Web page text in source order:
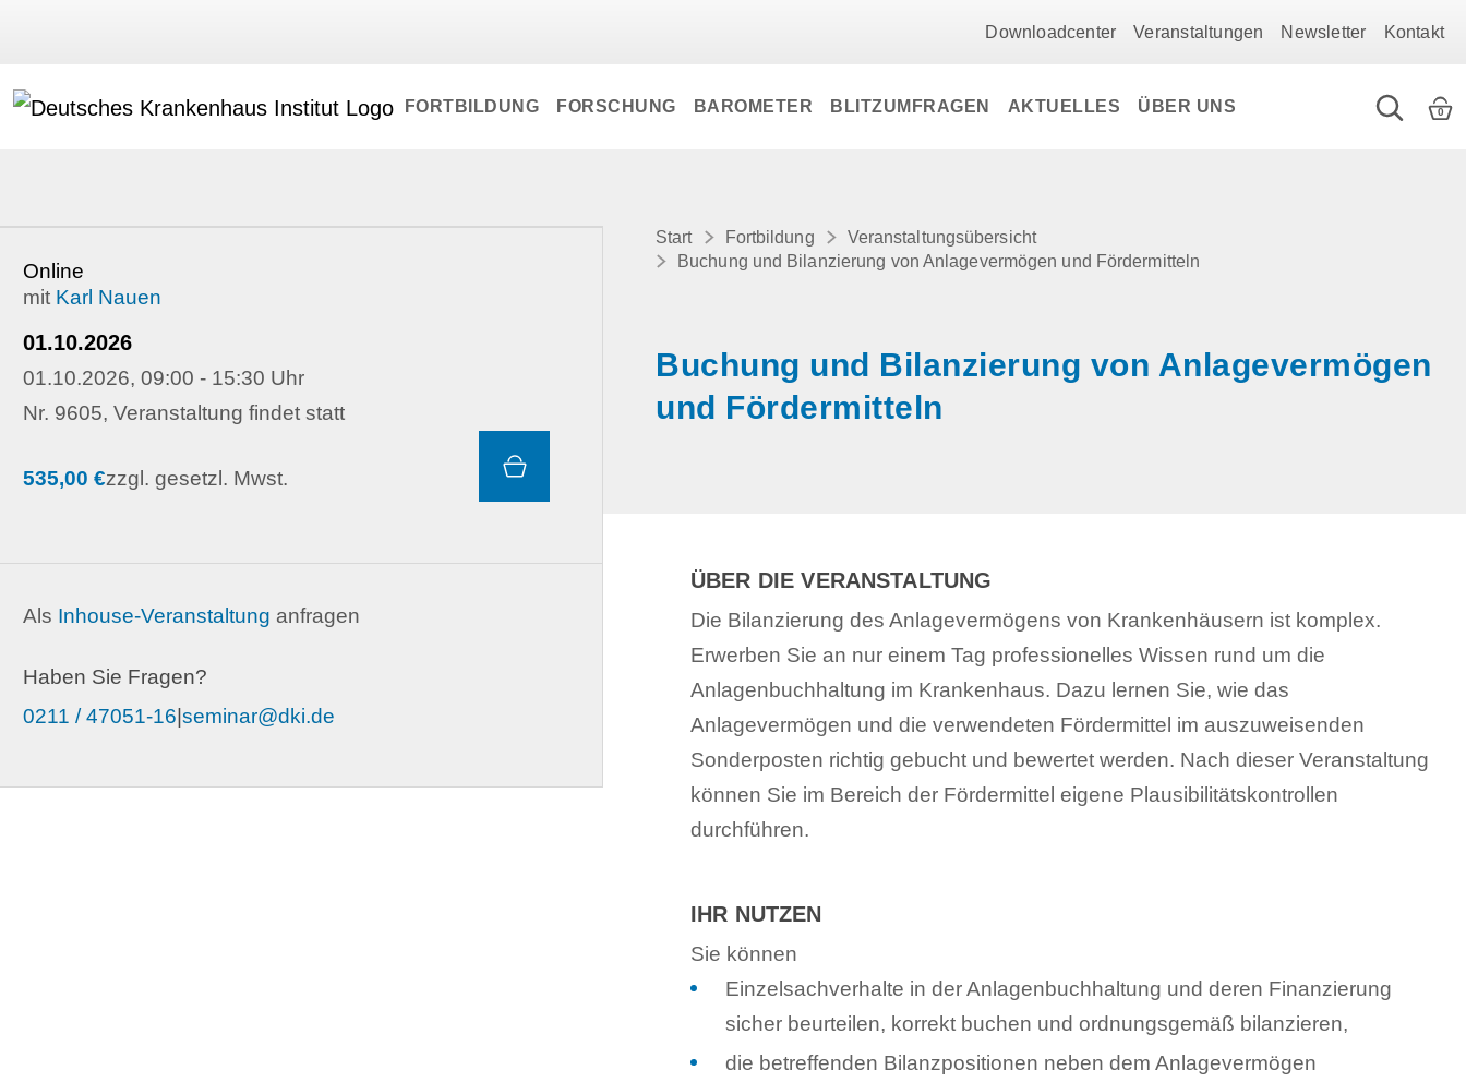
Downloadcenter Veranstaltungen Newsletter Kontakt
FORTBILDUNG FORSCHUNG BAROMETER BLITZUMFRAGEN AKTUELLES ÜBER UNS 0
Start Fortbildung
Veranstaltungsübersicht
Buchung und Bilanzierung von Anlagevermögen und Fördermitteln
Buchung und Bilanzierung von Anlagevermögen
und Fördermitteln
Online
mit Karl Nauen
01.10.2026
01.10.2026, 09:00 - 15:30 Uhr
Nr. 9605, Veranstaltung findet statt
535,00 €zzgl. gesetzl. Mwst.
Als Inhouse-Veranstaltung anfragen
Haben Sie Fragen?
0211 / 47051-16|seminar@dki.de
ÜBER DIE VERANSTALTUNG
Die Bilanzierung des Anlagevermögens von Krankenhäusern ist komplex.
Erwerben Sie an nur einem Tag professionelles Wissen rund um die
Anlagenbuchhaltung im Krankenhaus. Dazu lernen Sie, wie das
Anlagevermögen und die verwendeten Fördermittel im auszuweisenden
Sonderposten richtig gebucht und bewertet werden. Nach dieser Veranstaltung
können Sie im Bereich der Fördermittel eigene Plausibilitätskontrollen
durchführen.
IHR NUTZEN
Sie können
Einzelsachverhalte in der Anlagenbuchhaltung und deren Finanzierung
sicher beurteilen, korrekt buchen und ordnungsgemäß bilanzieren,
die betreffenden Bilanzpositionen neben dem Anlagevermögen